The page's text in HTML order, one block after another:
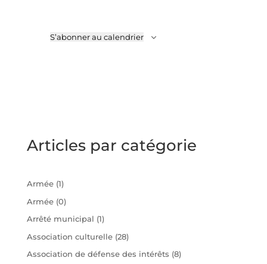
S’abonner au calendrier
Articles par catégorie
Armée(1)
Armée(0)
Arrêté municipal (1)
Association culturelle(28)
Association de défense des intérêts (8)